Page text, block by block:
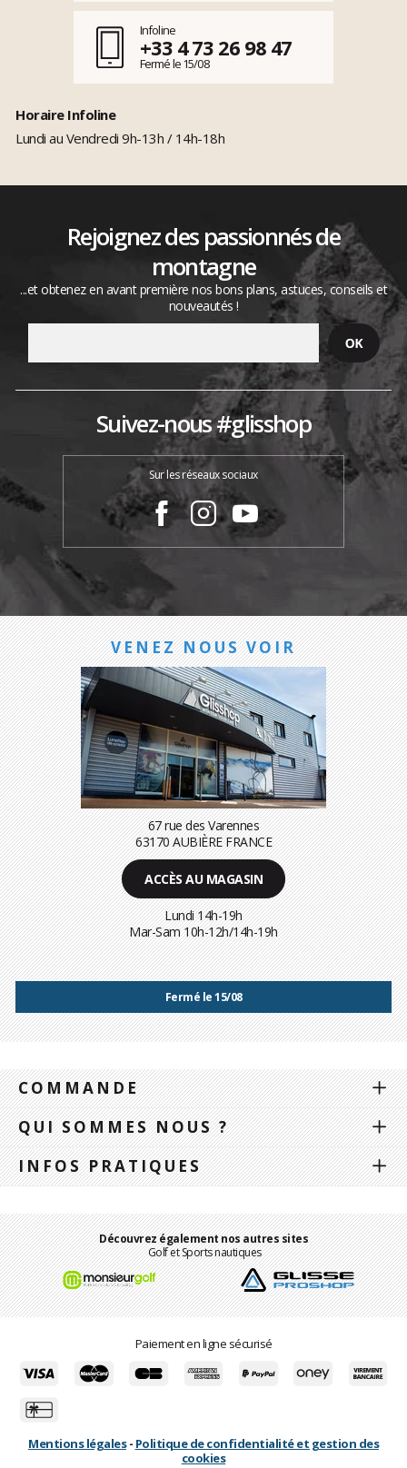
Infoline
+33 4 73 26 98 47
Fermé le 15/08
Horaire Infoline
Lundi au Vendredi 9h-13h / 14h-18h
Rejoignez des passionnés de
montagne
...et obtenez en avant première nos bons plans, astuces, conseils et
nouveautés !
Suivez-nous #glisshop
Sur les réseaux sociaux
VENEZ NOUS VOIR
67 rue des Varennes
63170 AUBIÈRE FRANCE
ACCÈS AU MAGASIN
Lundi 14h-19h
Mar-Sam 10h-12h/14h-19h
Fermé le 15/08
COMMANDE
QUI SOMMES NOUS ?
INFOS PRATIQUES
Découvrez également nos autres sites
Golf et Sports nautiques
Paiement en ligne sécurisé
Mentions légales- Politique de confidentialité et gestion des
cookies